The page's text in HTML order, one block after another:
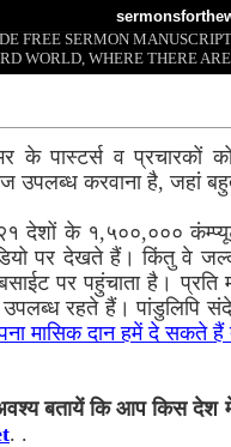
FREE SERMON
WORLD, WHERE THERE
के पास्टर्स व प्रचारकों
करवाना है, जहां
देशों के १,५००,०००
पर देखते हैं। किंतु वे
पर पहुंचाता है।
रहते हैं। पांडुलिपि
मासिक दान हमें दे सकते हैं
बतायें कि आप किस देश
. .